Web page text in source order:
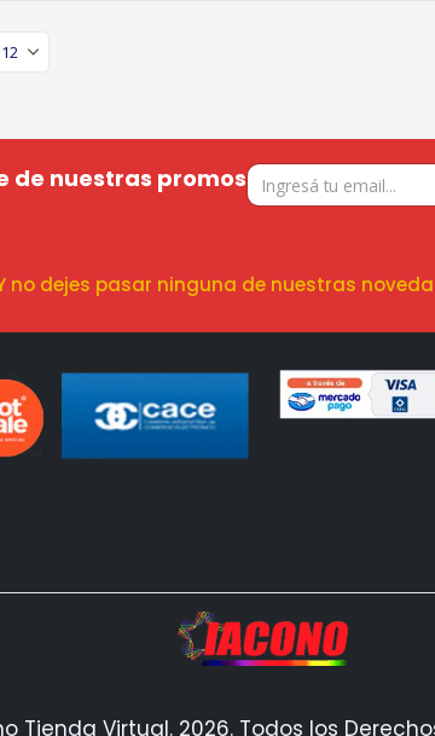
de nuestras promos
no dejes pasar ninguna de nuestras
Tienda Virtual. 2026. Todos los